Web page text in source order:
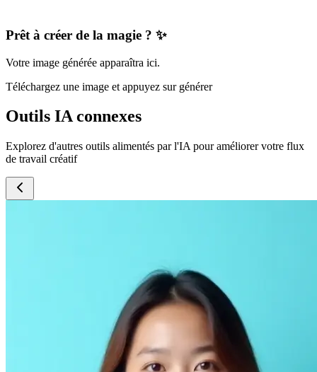
Prêt à créer de la magie ? ✨
Votre image générée apparaîtra ici.
Téléchargez une image et appuyez sur générer
Outils IA connexes
Explorez d'autres outils alimentés par l'IA pour améliorer votre flux
de travail créatif